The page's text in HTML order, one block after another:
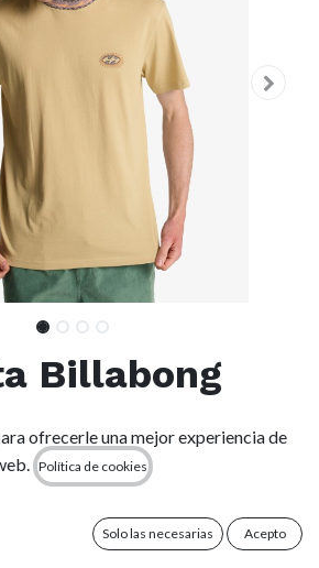
Billabong
Rock
ofrecerle una mejor experiencia de
Política de cookies
Solo las necesarias Acepto